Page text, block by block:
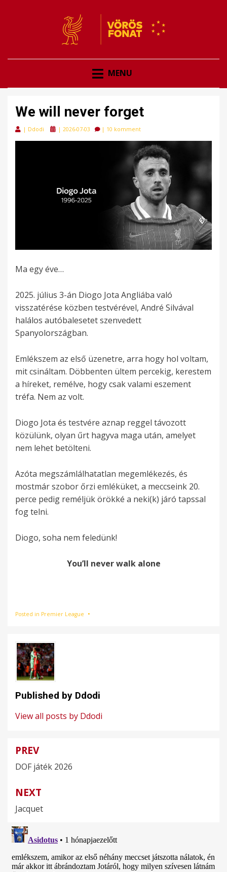
VÖRÖS FONAT
MENU
We will never forget
| Ddodi
Posted
| 2026-07-03 | 10 komment
Ma egy éve…
2025. július 3-án Diogo Jota Angliába való
visszatérése közben testvérével, André Silvával
halálos autóbalesetet szenvedett
Spanyolországban.
Emlékszem az első üzenetre, arra hogy hol voltam,
mit csináltam. Döbbenten ültem percekig, kerestem
a híreket, remélve, hogy csak valami eszement
tréfa. Nem az volt.
Diogo Jota és testvére aznap reggel távozott
közülünk, olyan űrt hagyva maga után, amelyet
nem lehet betölteni.
Azóta megszámlálhatatlan megemlékezés, és
mostmár szobor őrzi emléküket, a meccseink 20.
perce pedig reméljük örökké a neki(k) járó tapssal
fog telni.
Diogo, soha nem feledünk!
You’ll never walk alone
Posted in Premier League
Published by Ddodi
View all posts by Ddodi
Bejegyzés
navigáció
PREV
DOF játék 2026
NEXT
Jacquet